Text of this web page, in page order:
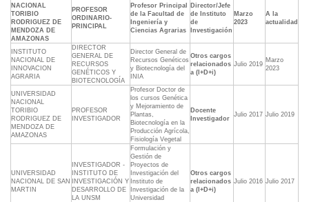
NACIONAL
TORIBIO
RODRIGUEZ DE
MENDOZA DE
AMAZONAS
PROFESOR
ORDINARIO-
PRINCIPAL
Profesor Principal
de la Facultad de
Ingeniería y
Ciencias Agrarias
Director/Jefe
de Instituto
de
Investigación
Marzo
2023
A la
actualidad
INSTITUTO
NACIONAL DE
INNOVACION
AGRARIA
DIRECTOR
GENERAL DE
RECURSOS
GENÉTICOS Y
BIOTECNOLOGÍA
Director General de
Recursos Genéticos
y Biotecnología del
INIA
Otros cargos
relacionados
a (I+D+i)
Julio 2019
Marzo
2023
UNIVERSIDAD
NACIONAL
TORIBIO
RODRIGUEZ DE
MENDOZA DE
AMAZONAS
PROFESOR
INVESTIGADOR
Profesor Doctor de
los cursos Genética
y Mejoramiento de
Plantas,
Biotecnología en la
Producción Agrícola,
Fisiología Vegetal
Docente
Investigador
Julio 2017 Julio 2019
UNIVERSIDAD
NACIONAL DE SAN
MARTIN
INVESTIGADOR -
INSTITUTO DE
INVESTIGACIÓN Y
DESARROLLO DE
LA UNSM
Formulación y
Gestión de
Proyectos de
Investigación del
Instituto de
Investigación de la
Universidad
Otros cargos
relacionados
a (I+D+i)
Julio 2016 Julio 2017